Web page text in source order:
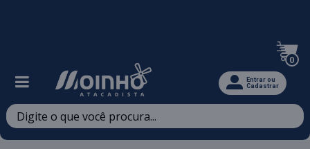
0
Entrar ou
Cadastrar